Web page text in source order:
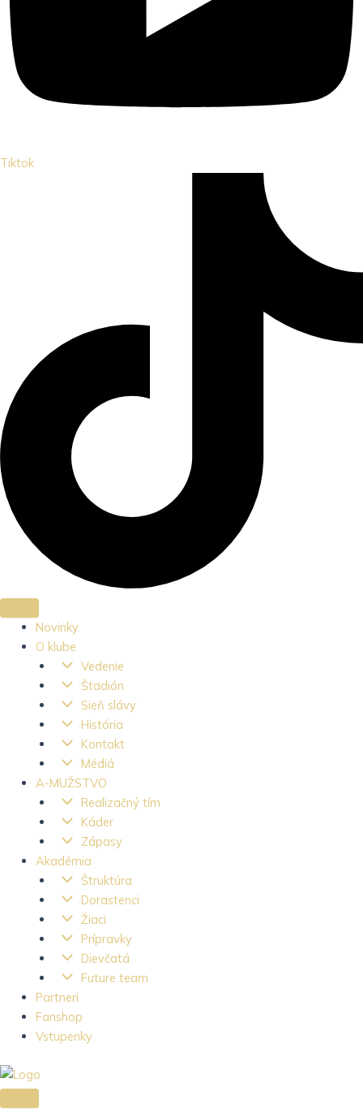
Tiktok
Novinky
O klube
Vedenie
Štadión
Sieň slávy
História
Kontakt
Médiá
A-MUŽSTVO
Realizačný tím
Káder
Zápasy
Akadémia
Štruktúra
Dorastenci
Žiaci
Prípravky
Dievčatá
Future team
Partneri
Fanshop
Vstupenky